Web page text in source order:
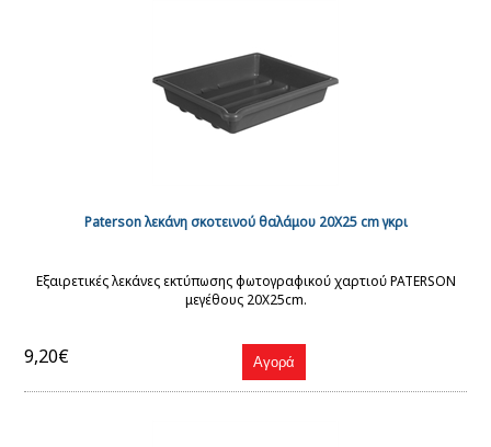
Paterson λεκάνη σκοτεινού θαλάμου 20Χ25 cm γκρι
Εξαιρετικές λεκάνες εκτύπωσης φωτογραφικού χαρτιού PATERSON
μεγέθους 20X25cm.
9,20€